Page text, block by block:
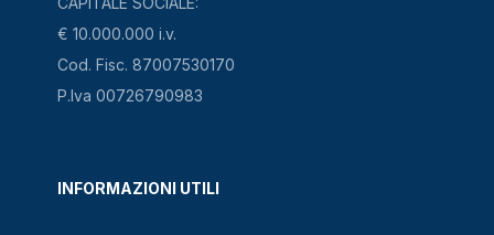
€ 10.000.000 i.v.
Cod. Fisc. 87007530170
P.Iva 00726790983
INFORMAZIONI UTILI